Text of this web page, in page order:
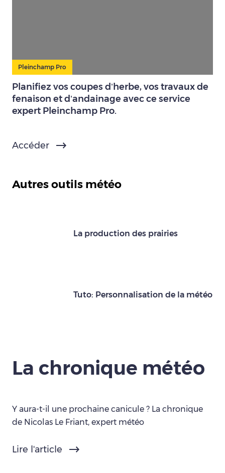
Pleinchamp Pro
Planifiez vos coupes d’herbe, vos travaux de
fenaison et d’andainage avec ce service
expert Pleinchamp Pro.
Accéder
Autres outils météo
La production des prairies
Tuto: Personnalisation de la météo
La chronique météo
Y aura-t-il une prochaine canicule ? La chronique
de Nicolas Le Friant, expert météo
Lire l'article